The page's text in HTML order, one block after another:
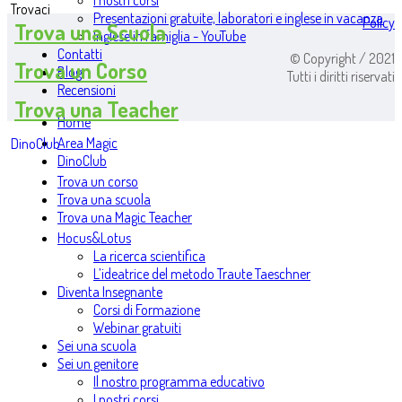
Presentazioni gratuite, laboratori e inglese in vacanza
Inglese in famiglia - YouTube
Contatti
Blog
Recensioni
Home
Area Magic
DinoClub
Trova un corso
Trova una scuola
Trova una Magic Teacher
Hocus&Lotus
La ricerca scientifica
L’ideatrice del metodo Traute Taeschner
Diventa Insegnante
Corsi di Formazione
Webinar gratuiti
Sei una scuola
Sei un genitore
Il nostro programma educativo
Trovaci
Trova una Scuola
Trova un Corso
Trova una Teacher
DinoClub
Policy
© Copyright / 2021
Tutti i diritti riservati